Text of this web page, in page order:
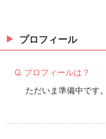
プロフィール
Q. プロフィールは？
ただいま準備中です。